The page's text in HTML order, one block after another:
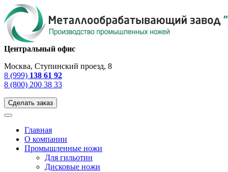
Центральный офис
Москва, Ступинский проезд, 8
8 (999) 138 61 92
8 (800) 200 38 33
Сделать заказ
Главная
О компании
Промышленные ножи
Для гильотин
Дисковые ножи